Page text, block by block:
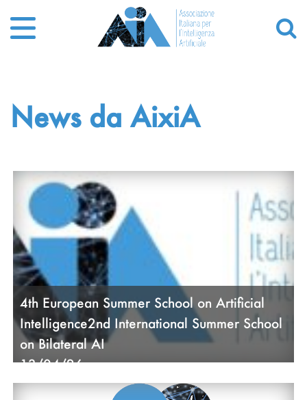
News da AixiA
4th European Summer School on Artificial
Intelligence2nd International Summer School
on Bilateral AI
13/04/26